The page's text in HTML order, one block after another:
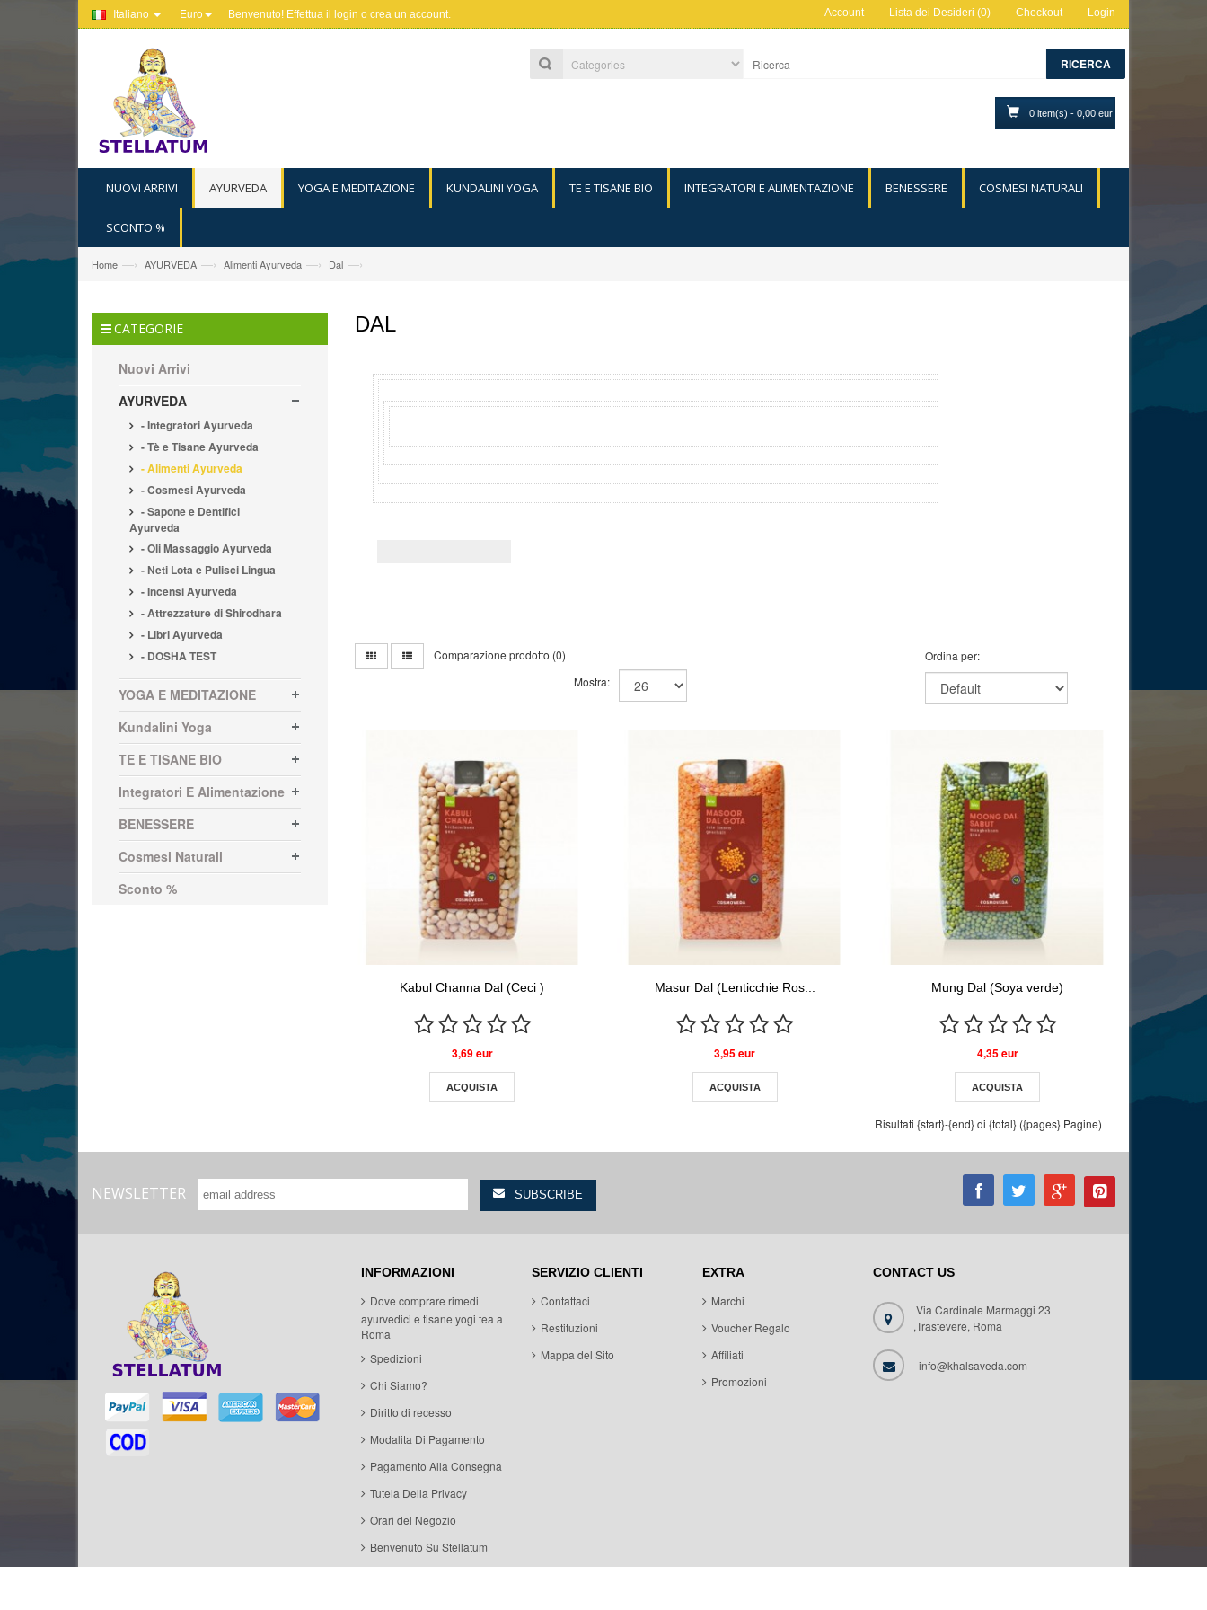
Italiano Euro Benvenuto! Effettua il login o crea un account. Account Lista dei Desideri (0) Checkout Login
RICERCA
0 item(s) - 0,00 eur
NUOVI ARRIVI AYURVEDA YOGA E MEDITAZIONE KUNDALINI YOGA TE E TISANE BIO INTEGRATORI E ALIMENTAZIONE BENESSERE COSMESI NATURALI
SCONTO %
Home —› AYURVEDA —› Alimenti Ayurveda —› Dal —›
CATEGORIE
Nuovi Arrivi
AYURVEDA
- Integratori Ayurveda
- Tè e Tisane Ayurveda
- Alimenti Ayurveda
- Cosmesi Ayurveda
- Sapone e Dentifici
Ayurveda
- Oli Massaggio Ayurveda
- Neti Lota e Pulisci Lingua
- Incensi Ayurveda
- Attrezzature di Shirodhara
- Libri Ayurveda
- DOSHA TEST
YOGA E MEDITAZIONE
Kundalini Yoga
TE E TISANE BIO
Integratori E Alimentazione
BENESSERE
Cosmesi Naturali
Sconto %
DAL
Comparazione prodotto (0)
Ordina per:
Mostra:
Kabul Channa Dal (Ceci )
3,69 eur
ACQUISTA
Masur Dal (Lenticchie Ros...
3,95 eur
ACQUISTA
Mung Dal (Soya verde)
4,35 eur
ACQUISTA
Risultati {start}-{end} di {total} ({pages} Pagine)
NEWSLETTER
INFORMAZIONI
Dove comprare rimedi
ayurvedici e tisane yogi tea a
Roma
Spedizioni
Chi Siamo?
Diritto di recesso
Modalita Di Pagamento
Pagamento Alla Consegna
Tutela Della Privacy
Orari del Negozio
Benvenuto Su Stellatum
SERVIZIO CLIENTI
Contattaci
Restituzioni
Mappa del Sito
EXTRA
Marchi
Voucher Regalo
Affiliati
Promozioni
CONTACT US
Via Cardinale Marmaggi 23
,Trastevere, Roma
info@khalsaveda.com